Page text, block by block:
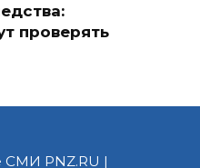
проверять
СМИ PNZ.RU |